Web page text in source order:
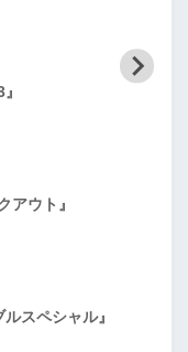
アウト』
スペシャル』